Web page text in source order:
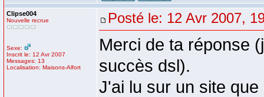
Clipse004
Nouvelle recrue
Sexe:
Inscrit le: 12 Avr 2007
Messages: 13
Localisation: Maisons-Alfort
Posté le: 12 Avr 2007,
Merci de ta réponse
succès dsl).
J'ai lu sur un site